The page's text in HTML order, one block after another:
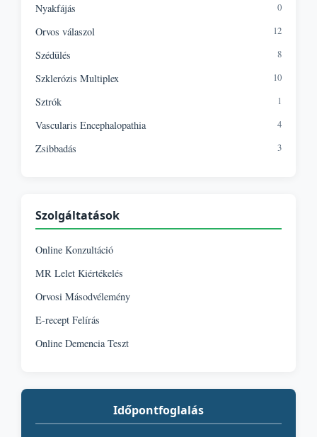
Nyakfájás 0
Orvos válaszol 12
Szédülés 8
Szklerózis Multiplex 10
Sztrók 1
Vascularis Encephalopathia 4
Zsibbadás 3
Szolgáltatások
Online Konzultáció
MR Lelet Kiértékelés
Orvosi Másodvélemény
E-recept Felírás
Online Demencia Teszt
Időpontfoglalás